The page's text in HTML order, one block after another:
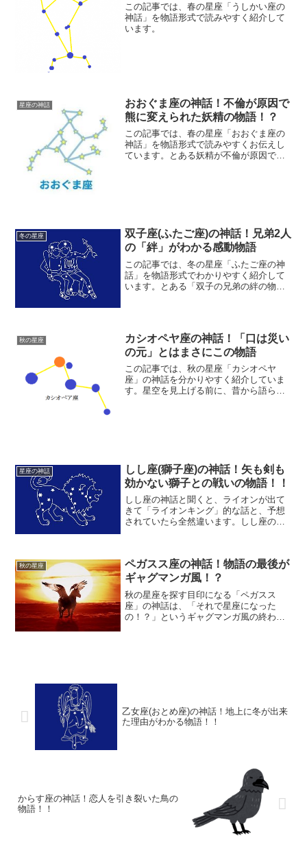
この記事では、春の星座「うしかい座の
神話」を物語形式で読みやすく紹介して
います。
星座の神話
おおぐま座の神話！不倫が原因で
熊に変えられた妖精の物語！？
この記事では、春の星座「おおぐま座の
神話」を物語形式で読みやすくお伝えし
ています。とある妖精が不倫が原因で熊
冬の星座
双子座(ふたご座)の神話！兄弟2人
の「絆」がわかる感動物語
この記事では、冬の星座「ふたご座の神
話」を物語形式でわかりやすく紹介して
います。とある「双子の兄弟の絆の物
秋の星座
カシオペヤ座の神話！「口は災い
の元」とはまさにこの物語
この記事では、秋の星座「カシオペヤ
座」の神話を分かりやすく紹介していま
す。星空を見上げる前に、昔から語られ
星座の神話
しし座(獅子座)の神話！矢も剣も
効かない獅子との戦いの物語！！
しし座の神話と聞くと、ライオンが出て
きて「ライオンキング」的な話と、予想
されていたら全然違います。しし座の獅
が、あくまでヘルクレス座の...
秋の星座
ペガスス座の神話！物語の最後が
ギャグマンガ風！？
秋の星座を探す目印になる「ペガスス
座」の神話は、「それで星座になった
の！？」というギャグマンガ風の終わり
乙女座(おとめ座)の神話！地上に冬が出来
た理由がわかる物語！！
からす座の神話！恋人を引き裂いた鳥の
物語！！